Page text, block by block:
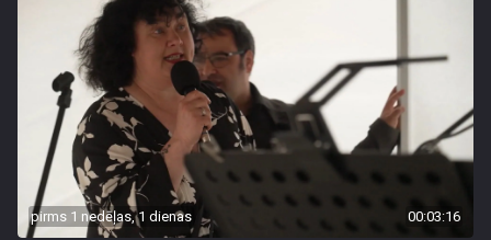
pirms 1 nedēļas, 1 dienas 00:03:16